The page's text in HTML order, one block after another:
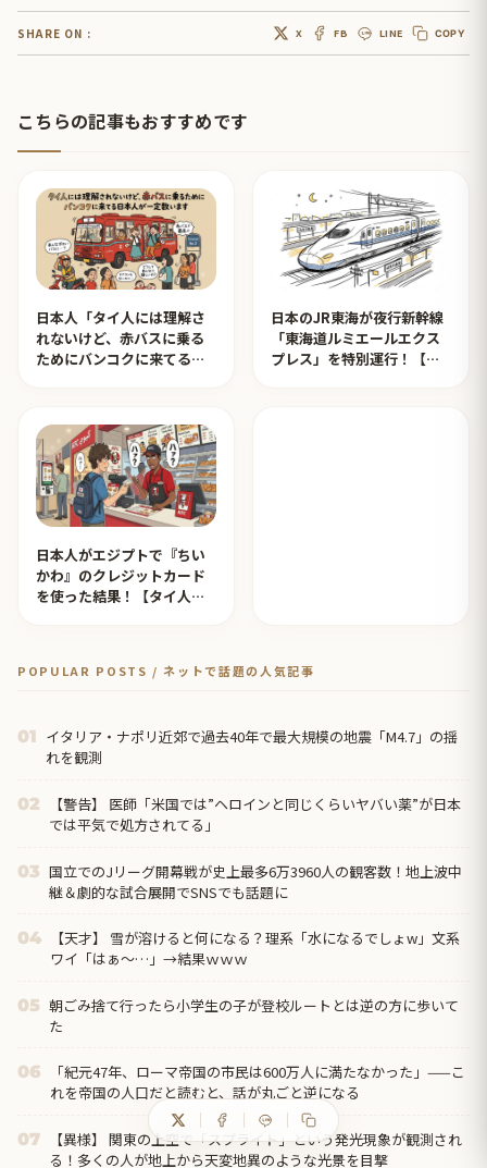
SHARE ON : X FB LINE COPY
こちらの記事もおすすめです
日本人「タイ人には理解さ
れないけど、赤バスに乗る
ためにバンコクに来てる日
日本のJR東海が夜行新幹線
「東海道ルミエールエクス
プレス」を特別運行！【タ
日本人がエジプトで『ちい
かわ』のクレジットカード
を使った結果！【タイ人の
POPULAR POSTS / ネットで話題の人気記事
01 イタリア・ナポリ近郊で過去40年で最大規模の地震「M4.7」の揺
れを観測
02
【警告】 医師「米国では”ヘロインと同じくらいヤバい薬”が日本
では平気で処方されてる」
03 国立でのJリーグ開幕戦が史上最多6万3960人の観客数！地上波中
継＆劇的な試合展開でSNSでも話題に
04
【天才】 雪が溶けると何になる？理系「水になるでしょw」文系
ワイ「はぁ～…」→結果ｗｗｗ
05 朝ごみ捨て行ったら小学生の子が登校ルートとは逆の方に歩いて
た
06
「紀元47年、ローマ帝国の市民は600万人に満たなかった」——こ
れを帝国の人口だと読むと、話が丸ごと逆になる
07
【異様】 関東の上空で「スプライト」という発光現象が観測され
る！多くの人が地上から天変地異のような光景を目撃